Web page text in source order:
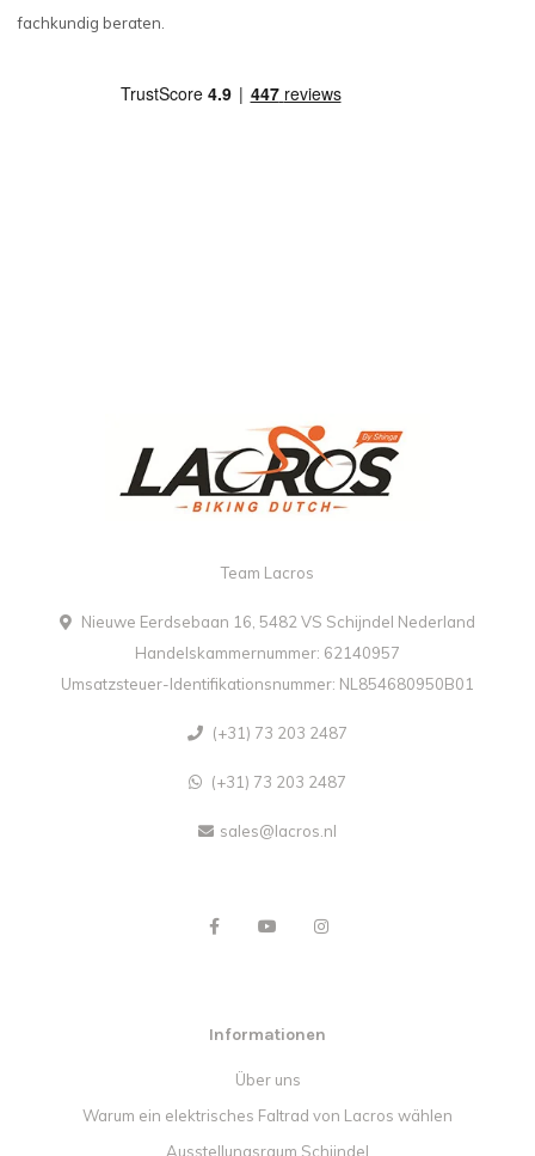
fachkundig beraten.
Team Lacros
Nieuwe Eerdsebaan 16, 5482 VS Schijndel Nederland
Handelskammernummer: 62140957
Umsatzsteuer-Identifikationsnummer: NL854680950B01
(+31) 73 203 2487
(+31) 73 203 2487
sales@lacros.nl
Informationen
Über uns
Warum ein elektrisches Faltrad von Lacros wählen
Ausstellungsraum Schijndel